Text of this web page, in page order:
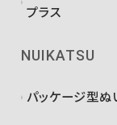
プラス
NUIKATSU
パッケージ型ぬ